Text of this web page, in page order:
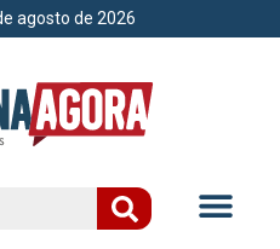
agosto de 2026